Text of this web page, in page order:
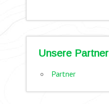
Unsere Partner
Partner